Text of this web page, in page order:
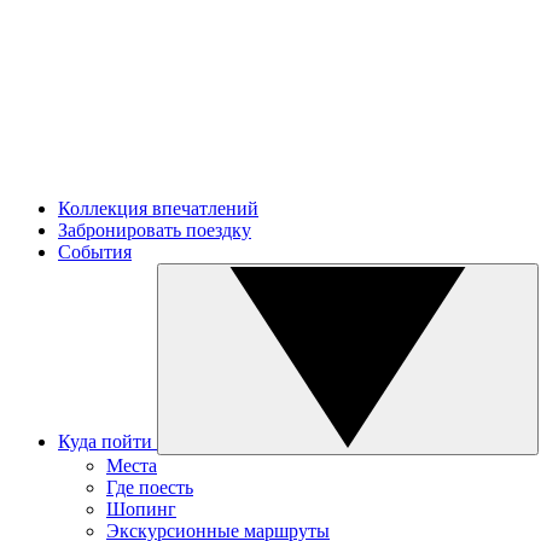
Коллекция впечатлений
Забронировать поездку
События
Куда пойти
Места
Где поесть
Шопинг
Экскурсионные маршруты